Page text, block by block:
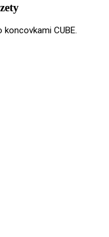
koncovkami CUBE.